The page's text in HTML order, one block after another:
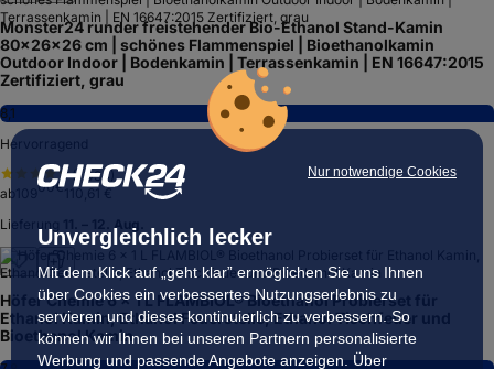
Nur notwendige Cookies
Unvergleichlich lecker
Mit dem Klick auf „geht klar” ermöglichen Sie uns Ihnen
über Cookies ein verbessertes Nutzungserlebnis zu
servieren und dieses kontinuierlich zu verbessern. So
können wir Ihnen bei unseren Partnern personalisierte
Werbung und passende Angebote anzeigen. Über
Monster24 runder freistehender Bio-Ethanol Stand-Kamin
80x26x26 cm | schönes Flammenspiel | Bioethanolkamin
Outdoor Indoor | Bodenkamin | Terrassenkamin | EN 16647:2015
Zertifiziert, grau
8,1
Hervorragend
(1.034
ab
00€
Lieferung
11. – 12. Aug.
Höfer Chemie 6 x 1 L FLAMBIOL® Bioethanol Probierset für
Ethanol Kamin, Ethanol Feuerstelle, Ethanol Tischfeuer und
Bioethanol Kamin